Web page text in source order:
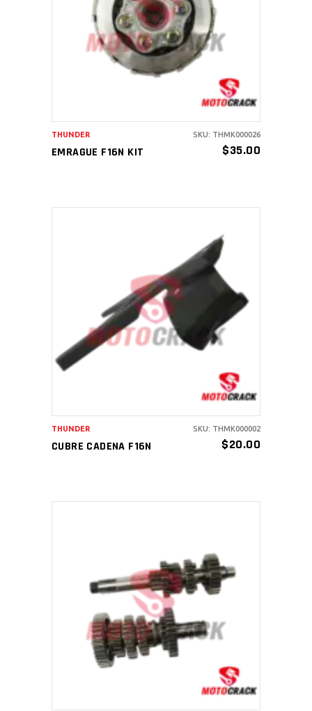
AÑADIR AL CARRITO
EMRAGUE F16N KIT $35.00
THUNDER SKU: THMK000026
AÑADIR AL CARRITO
CUBRE CADENA F16N $20.00
THUNDER SKU: THMK000002
AÑADIR AL CARRITO